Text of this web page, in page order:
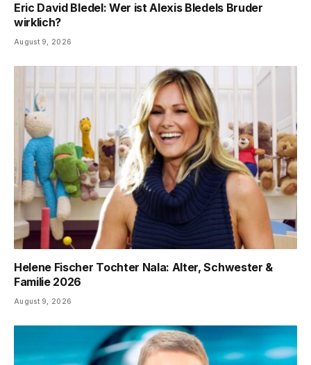
Eric David Bledel: Wer ist Alexis Bledels Bruder
wirklich?
August 9, 2026
Helene Fischer Tochter Nala: Alter, Schwester &
Familie 2026
August 9, 2026